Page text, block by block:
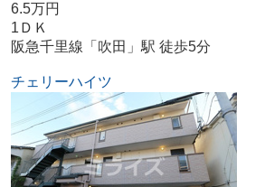
6.5万円
1ＤＫ
阪急千里線「吹田」駅 徒歩5分
チェリーハイツ